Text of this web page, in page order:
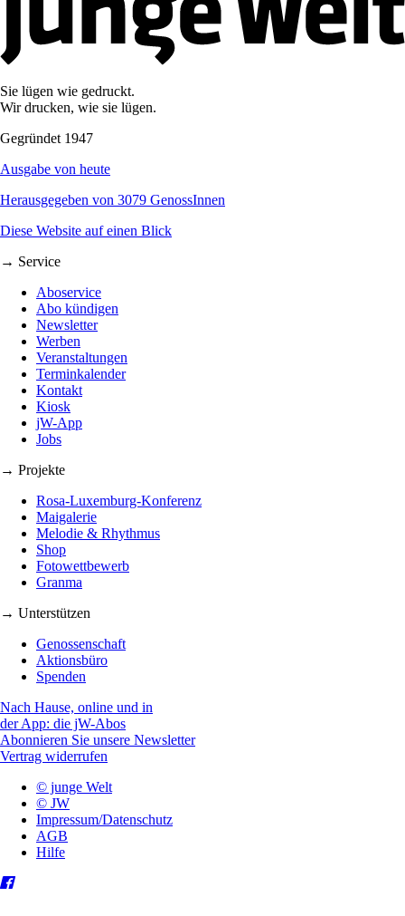
Sie lügen wie gedruckt.
Wir drucken, wie sie lügen.
Gegründet 1947
Ausgabe von heute
Herausgegeben von 3079 GenossInnen
Diese Website auf einen Blick
→ Service
Aboservice
Abo kündigen
Newsletter
Werben
Veranstaltungen
Terminkalender
Kontakt
Kiosk
jW-App
Jobs
→ Projekte
Rosa-Luxemburg-Konferenz
Maigalerie
Melodie & Rhythmus
Shop
Fotowettbewerb
Granma
→ Unterstützen
Genossenschaft
Aktionsbüro
Spenden
Nach Hause, online und in
der App: die jW-Abos
Abonnieren Sie unsere Newsletter
Vertrag widerrufen
© junge Welt
© JW
Impressum/Datenschutz
AGB
Hilfe